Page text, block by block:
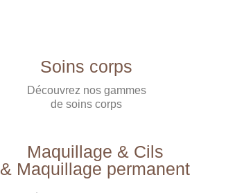
Soins corps
Découvrez nos gammes
de soins corps
Maquillage & Cils
& Maquillage permanent